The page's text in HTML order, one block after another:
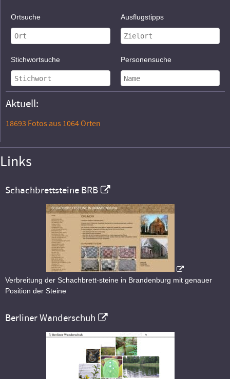
Ortsuche Ausflugstipps
Stichwortsuche Personensuche
Aktuell:
18693 Fotos aus 1064 Orten
Links
Schachbrettsteine BRB
Verbreitung der Schachbrett-steine in Brandenburg mit genauer
Position der Steine
Berliner Wanderschuh